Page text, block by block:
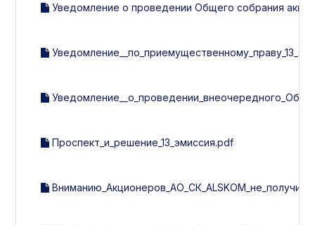
Уведомление о проведении Общего собрания
Проспект_и_решение_13_эмиссия.pdf